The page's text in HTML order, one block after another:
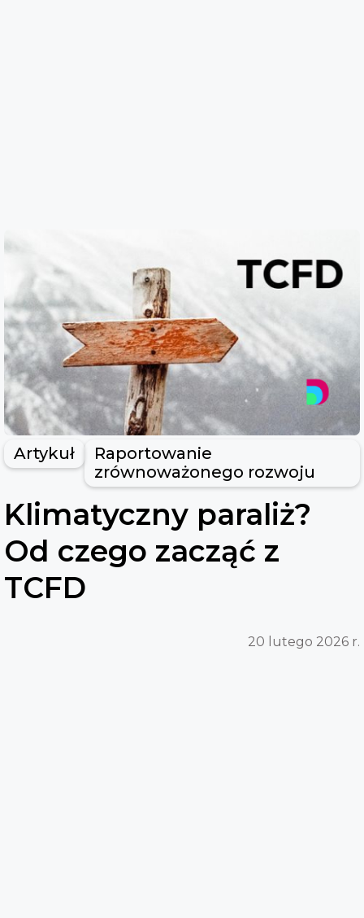
Artykuł
Raportowanie
zrównoważonego rozwoju
Klimatyczny paraliż?
Od czego zacząć z
TCFD
20 lutego 2026 r.